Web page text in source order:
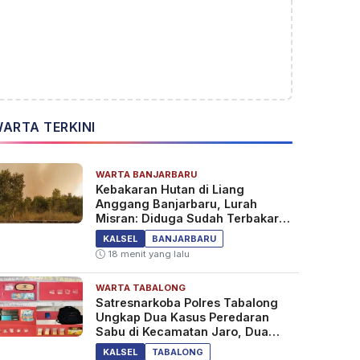
TERKINI
WARTA BANJARBARU
Kebakaran Hutan di Liang
Anggang Banjarbaru, Lurah
Misran: Diduga Sudah Terbakar
Sejak Tadi Malam
KALSEL
BANJARBARU
18 menit yang lalu
WARTA TABALONG
Satresnarkoba Polres Tabalong
Ungkap Dua Kasus Peredaran
Sabu di Kecamatan Jaro, Dua
Pelaku Diamankan
KALSEL TABALONG